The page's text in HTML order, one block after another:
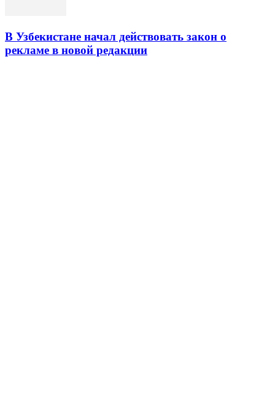
В Узбекистане начал действовать закон о
рекламе в новой редакции